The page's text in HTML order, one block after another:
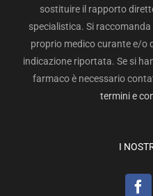
sostituire il rapporto
specialistica. Si raccomanda
proprio medico curante e/o
indicazione riportata. Se si
farmaco è necessario
termini e
I